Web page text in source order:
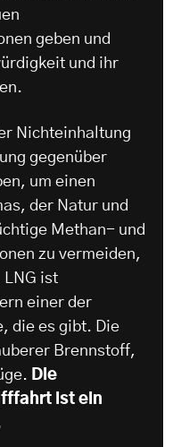
geben und
und ihr
Nichteinhaltung
gegenüber
um einen
der Natur und
Methan- und
zu vermeiden,
LNG ist
einer der
die es gibt. Die
Brennstoff,
Die
ist ein